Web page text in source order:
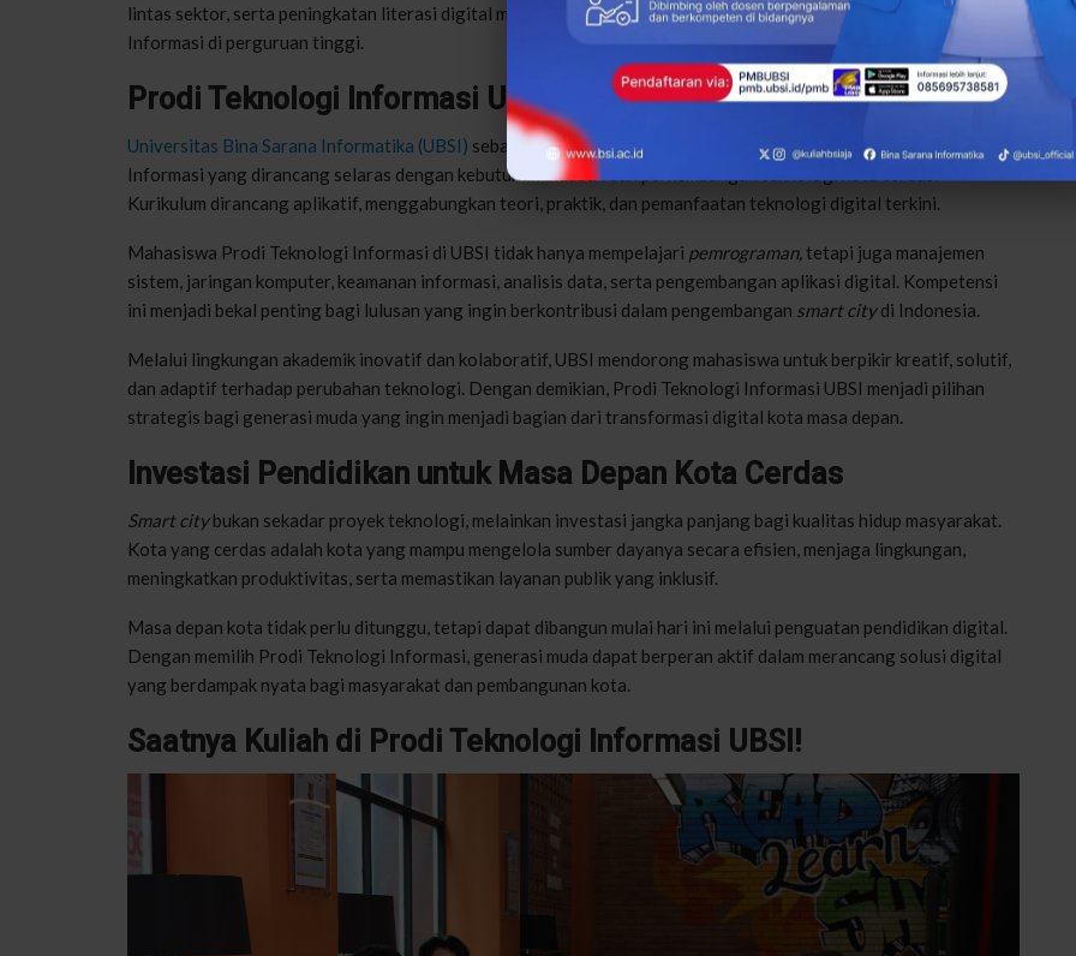
lintas sektor, serta peningkatan literasi digital masyarakat melalui pendidikan, termasuk melalui Prodi Teknologi
Informasi di perguruan tinggi.
Prodi Teknologi Informasi UBSI Menyiapkan Talenta
Universitas Bina Sarana Informatika (UBSI) sebagai Kampus Digital Kreatif menghadirkan Prodi Teknologi
Informasi yang dirancang selaras dengan kebutuhan industri dan perkembangan teknologi kota cerdas.
Kurikulum dirancang aplikatif, menggabungkan teori, praktik, dan pemanfaatan teknologi digital terkini.
Mahasiswa Prodi Teknologi Informasi di UBSI tidak hanya mempelajari pemrograman, tetapi juga manajemen
sistem, jaringan komputer, keamanan informasi, analisis data, serta pengembangan aplikasi digital. Kompetensi
ini menjadi bekal penting bagi lulusan yang ingin berkontribusi dalam pengembangan smart citydi Indonesia.
Melalui lingkungan akademik inovatif dan kolaboratif, UBSI mendorong mahasiswa untuk berpikir kreatif, solutif,
dan adaptif terhadap perubahan teknologi. Dengan demikian, Prodi Teknologi Informasi UBSI menjadi pilihan
strategis bagi generasi muda yang ingin menjadi bagian dari transformasi digital kota masa depan.
Investasi Pendidikan untuk Masa Depan Kota Cerdas
Smart citybukan sekadar proyek teknologi, melainkan investasi jangka panjang bagi kualitas hidup masyarakat.
Kota yang cerdas adalah kota yang mampu mengelola sumber dayanya secara efisien, menjaga lingkungan,
meningkatkan produktivitas, serta memastikan layanan publik yang inklusif.
Masa depan kota tidak perlu ditunggu, tetapi dapat dibangun mulai hari ini melalui penguatan pendidikan digital.
Dengan memilih Prodi Teknologi Informasi, generasi muda dapat berperan aktif dalam merancang solusi digital
yang berdampak nyata bagi masyarakat dan pembangunan kota.
Saatnya Kuliah di Prodi Teknologi Informasi UBSI!